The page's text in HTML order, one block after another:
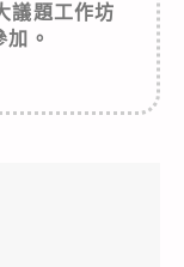
議題工作坊
。